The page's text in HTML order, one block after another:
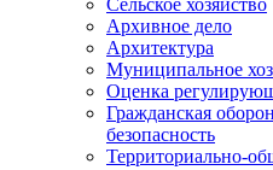
Сельское хозяйство
Архивное дело
Архитектура
Муниципальное
Оценка
Гражданская
безопасность
Территориально-